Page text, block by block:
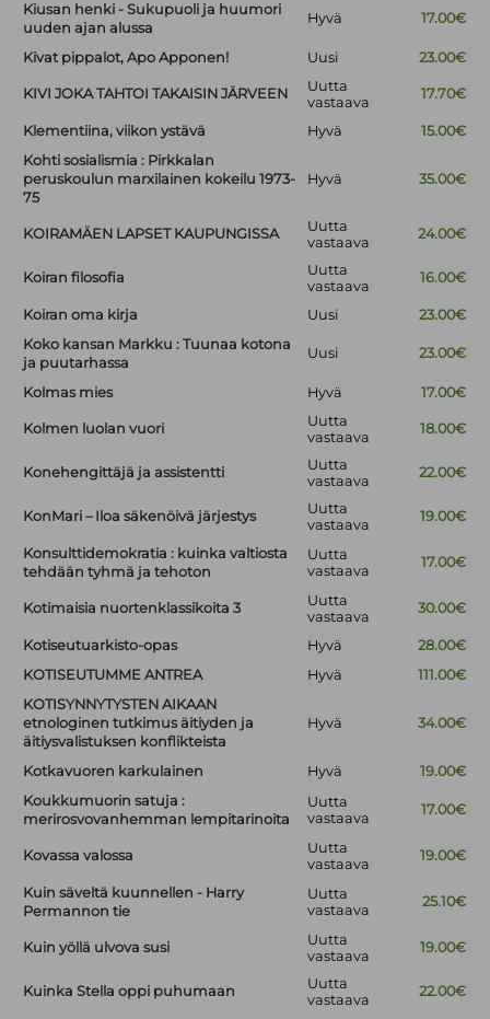
Kiusan henki - Sukupuoli ja huumori
uuden ajan alussa
Hyvä 17.00€
Kivat pippalot, Apo Apponen! Uusi 23.00€
KIVI JOKA TAHTOI TAKAISIN JÄRVEEN
Uutta
vastaava
17.70€
Klementiina, viikon ystävä Hyvä
15.00€
Kohti sosialismia : Pirkkalan
peruskoulun marxilainen kokeilu 1973-
75
Hyvä 35.00€
KOIRAMÄEN LAPSET KAUPUNGISSA
Uutta
vastaava
24.00€
Koiran filosofia
Uutta
vastaava
16.00€
Koiran oma kirja Uusi
23.00€
Koko kansan Markku : Tuunaa kotona
ja puutarhassa
Uusi 23.00€
Kolmas mies Hyvä 17.00€
Kolmen luolan vuori
Uutta
vastaava
18.00€
Konehengittäjä ja assistentti
Uutta
vastaava
22.00€
KonMari – Iloa säkenöivä järjestys
Uutta
vastaava
19.00€
Konsulttidemokratia : kuinka valtiosta
tehdään tyhmä ja tehoton
Uutta
vastaava
17.00€
Kotimaisia nuortenklassikoita 3
Uutta
vastaava
30.00€
Kotiseutuarkisto-opas Hyvä
28.00€
KOTISEUTUMME ANTREA
Hyvä
111.00€
KOTISYNNYTYSTEN AIKAAN
etnologinen tutkimus äitiyden ja
äitiysvalistuksen konflikteista
Hyvä 34.00€
Kotkavuoren karkulainen Hyvä
19.00€
Koukkumuorin satuja :
merirosvovanhemman lempitarinoita
Uutta
vastaava
17.00€
Kovassa valossa
Uutta
vastaava
19.00€
Kuin säveltä kuunnellen - Harry
Permannon tie
Uutta
vastaava
25.10€
Kuin yöllä ulvova susi
Uutta
vastaava
19.00€
Kuinka Stella oppi puhumaan
Uutta
vastaava
22.00€